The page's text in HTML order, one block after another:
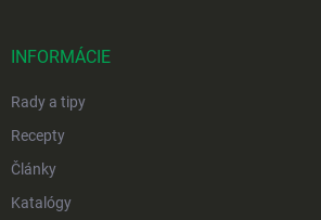
INFORMÁCIE
Rady a tipy
Recepty
Články
Katalógy